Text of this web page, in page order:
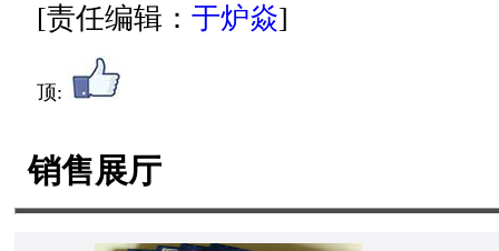
[责任编辑： 于炉焱]
顶:
销售展厅